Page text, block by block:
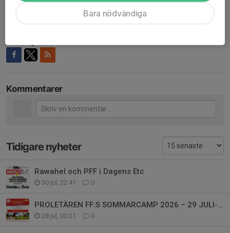
Varmt välkomna till Sommarkul med Proletären FF!
Kommentarer
Tidigare nyheter
Rawahel och PFF i Dagens Etc
30 jul, 22:41 0
PROLETÄREN FF:S SOMMARCAMP 2026 – 29 JULI-1 AUGUSTI
28 jul, 00:21 0
Bara nödvändiga